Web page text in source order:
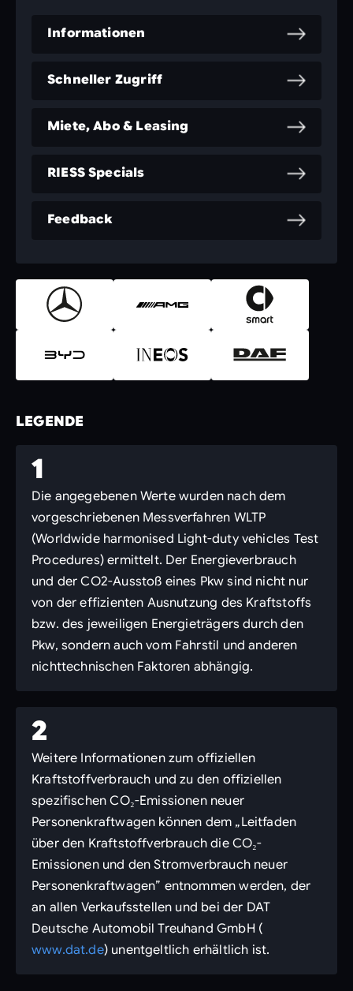
Informationen
Schneller Zugriff
Miete, Abo & Leasing
RIESS Specials
Feedback
LEGENDE
1
Die angegebenen Werte wurden nach dem
vorgeschriebenen Messverfahren WLTP
(Worldwide harmonised Light-duty vehicles Test
Procedures) ermittelt. Der Energieverbrauch
und der CO2-Ausstoß eines Pkw sind nicht nur
von der effizienten Ausnutzung des Kraftstoffs
bzw. des jeweiligen Energieträgers durch den
Pkw, sondern auch vom Fahrstil und anderen
nichttechnischen Faktoren abhängig.
2
Weitere Informationen zum offiziellen
Kraftstoffverbrauch und zu den offiziellen
spezifischen CO₂-Emissionen neuer
Personenkraftwagen können dem „Leitfaden
über den Kraftstoffverbrauch die CO₂-
Emissionen und den Stromverbrauch neuer
Personenkraftwagen” entnommen werden, der
an allen Verkaufsstellen und bei der DAT
Deutsche Automobil Treuhand GmbH (
www.dat.de) unentgeltlich erhältlich ist.